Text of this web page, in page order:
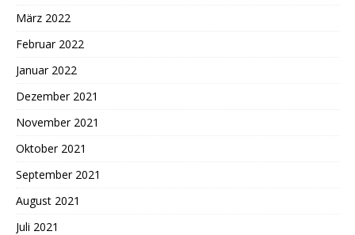
März 2022
Februar 2022
Januar 2022
Dezember 2021
November 2021
Oktober 2021
September 2021
August 2021
Juli 2021